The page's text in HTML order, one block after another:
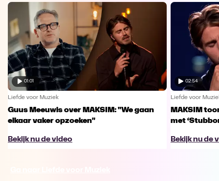
01:01
Liefde voor Muziek
Guus Meeuwis over MAKSIM: "We gaan
elkaar vaker opzoeken"
Bekijk nu de video
02:54
Liefde voor
MAKSIM
met
Bekijk nu de